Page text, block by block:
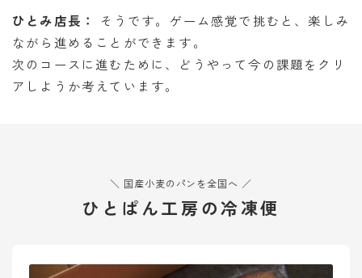
ひとみ店長：
そうです。ゲーム感覚で挑むと、楽しみ
ながら進めることができます。
次のコースに進むために、どうやって今の課題をクリ
アしようか考えています。
＼ 国産小麦のパンを全国へ ／
ひとぱん工房の冷凍便